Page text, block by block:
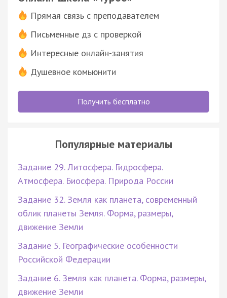
Прямая связь с преподавателем
Письменные дз с проверкой
Интересные онлайн-занятия
Душевное комьюнити
Получить бесплатно
Популярные материалы
Задание 29. Литосфера. Гидросфера.
Атмосфера. Биосфера. Природа России
Задание 32. Земля как планета, современный
облик планеты Земля. Форма, размеры,
движение Земли
Задание 5. Географические особенности
Российской Федерации
Задание 6. Земля как планета. Форма, размеры,
движение Земли